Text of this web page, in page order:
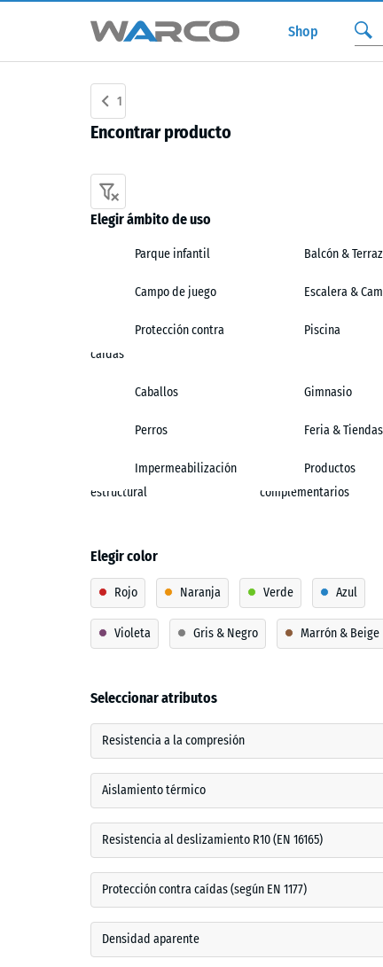
Shop
1
Encontrar producto
Elegir ámbito de uso
Parque infantil Balcón &
Campo de juego Escalera &
Protección contra
caídas
Piscina
Caballos Gimnasio
Perros Feria & Tiendas
Impermeabilización
estructural
Productos
complementarios
Elegir color
Rojo Naranja Verde Azul
Violeta Gris & Negro Marrón & Beige
Seleccionar atributos
Resistencia a la compresión
Aislamiento térmico
Resistencia al deslizamiento R10 (EN 16165)
Protección contra caídas (según EN 1177)
Densidad aparente